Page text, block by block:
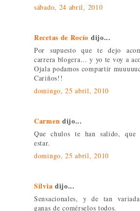
sábado, 24 abril, 2010
Recetas de Rocío dijo...
Por supuesto que te dejo
carrera blogera... y yo te voy a
Ojala podamos compartir
Cariños!!
domingo, 25 abril, 2010
Carmen dijo...
Que chulos te han salido, que
estar.
domingo, 25 abril, 2010
Silvia dijo...
Sensacionales, y de tan
ganas de comérselos todos.